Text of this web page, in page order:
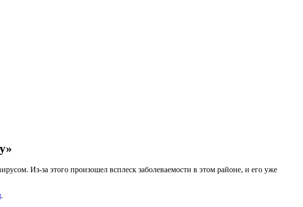
Из-за этого произошел всплеск заболеваемости в этом районе, и его уже
.